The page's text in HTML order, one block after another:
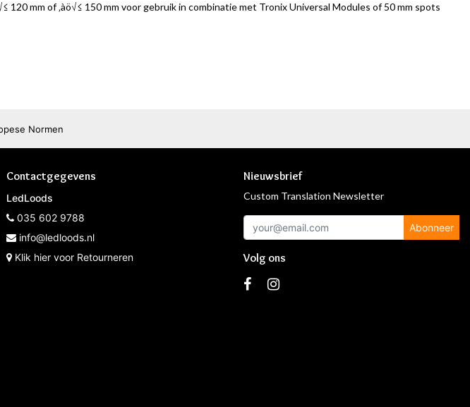
120 mm of ‚àö√≤ 150 mm voor gebruik in combinatie met Tronix Universal Modules of 50 mm spots
Normen
Contactgegevens
LedLoods
035 602 9788
info@ledloods.nl
Klik hier voor Retourneren
Nieuwsbrief
Custom Translation Newsletter
Abonneer
Volg ons